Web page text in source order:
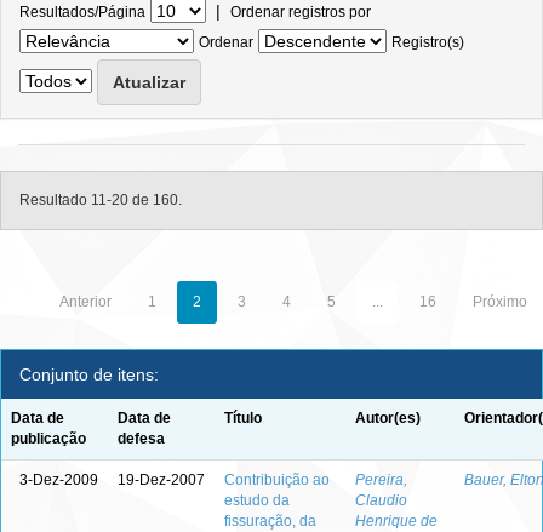
Resultados/Página | Ordenar registros por
Ordenar
Registro(s)
Resultado 11-20 de 160.
Anterior 1 2 3 4 5 ... 16 Próximo
Conjunto de itens:
Data de
publicação
Data de
defesa
Título Autor(es)
3-Dez-2009 19-Dez-2007
Contribuição ao
estudo da
fissuração, da
Pereira,
Claudio
Henrique de
Bauer, Elton